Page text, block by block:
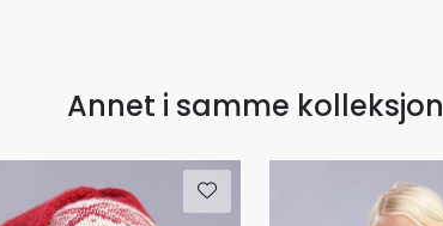
Annet i samme kolleksjon